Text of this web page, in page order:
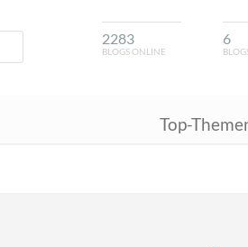
2283
BLOGS ONLINE
6
Top-